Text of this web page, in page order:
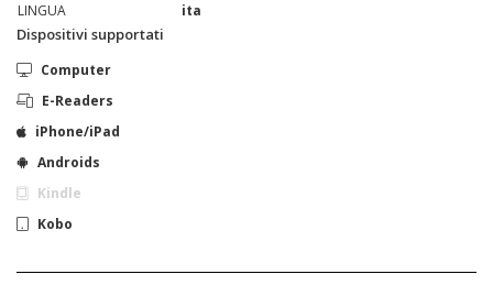
LINGUA
ita
Dispositivi supportati
Computer
E-Readers
iPhone/iPad
Androids
Kindle
Kobo